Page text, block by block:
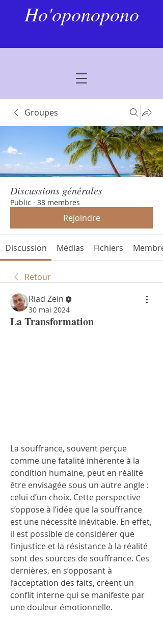
Ho'oponopono
Groupes
Discussions générales
Public · 38 membres
Rejoindre
Discussion Médias Fichiers
Retour
Riad Zein
30 mai 2024
La Transformation
La souffrance, souvent perçue
comme une fatalité inhérente à la
condition humaine, peut en réalité
être envisagée sous un autre angle :
celui d’un choix. Cette perspective
s’oppose à l’idée que la souffrance
est une nécessité inévitable. En effet,
il est possible de considérer que
l’injustice et la résistance à la réalité
sont des sources de souffrance. Ces
dernières, en s’opposant à
l’acceptation des faits, créent un
conflit interne qui se manifeste par
une douleur émotionnelle.